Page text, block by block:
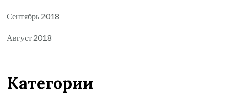
Сентябрь 2018
Август 2018
Категории